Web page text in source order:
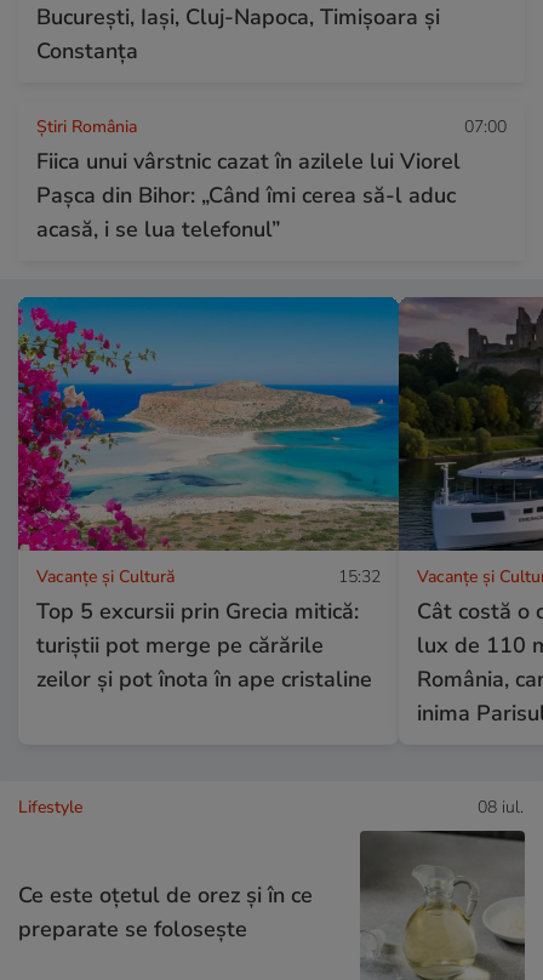
București, Iași, Cluj-Napoca, Timișoara și
Constanța
Știri România 07:00
Fiica unui vârstnic cazat în azilele lui Viorel
Pașca din Bihor: „Când îmi cerea să-l aduc
acasă, i se lua telefonul”
Vacanțe și Cultură 15:32
Top 5 excursii prin Grecia mitică:
turiștii pot merge pe cărările
zeilor și pot înota în ape cristaline
Vacanțe și
Cât costă o
lux de 110
România,
inima
Lifestyle 08 iul.
Ce este oțetul de orez și în ce
preparate se folosește